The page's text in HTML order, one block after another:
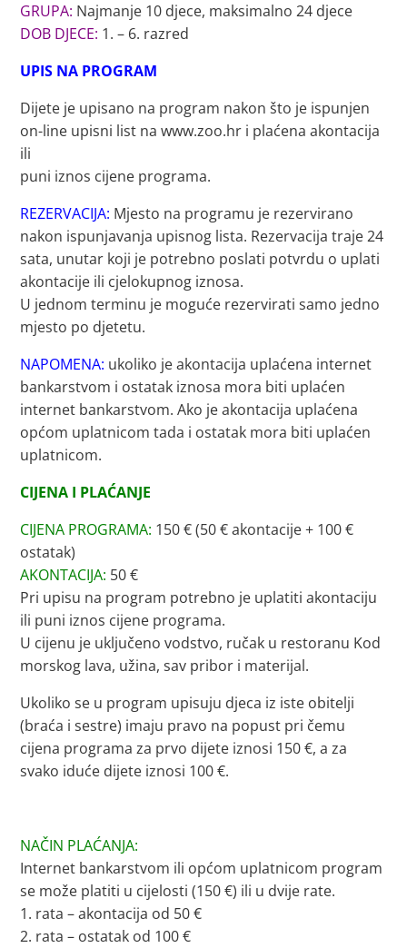
GRUPA: Najmanje 10 djece, maksimalno 24 djece
DOB DJECE: 1. – 6. razred
UPIS NA PROGRAM
Dijete je upisano na program nakon što je ispunjen
on-line upisni list na www.zoo.hr i plaćena akontacija
ili
puni iznos cijene programa.
REZERVACIJA: Mjesto na programu je rezervirano
nakon ispunjavanja upisnog lista. Rezervacija traje 24
sata, unutar koji je potrebno poslati potvrdu o uplati
akontacije ili cjelokupnog iznosa.
U jednom terminu je moguće rezervirati samo jedno
mjesto po djetetu.
NAPOMENA: ukoliko je akontacija uplaćena internet
bankarstvom i ostatak iznosa mora biti uplaćen
internet bankarstvom. Ako je akontacija uplaćena
općom uplatnicom tada i ostatak mora biti uplaćen
uplatnicom.
CIJENA I PLAĆANJE
CIJENA PROGRAMA: 150 € (50 € akontacije + 100 €
ostatak)
AKONTACIJA: 50 €
Pri upisu na program potrebno je uplatiti akontaciju
ili puni iznos cijene programa.
U cijenu je uključeno vodstvo, ručak u restoranu Kod
morskog lava, užina, sav pribor i materijal.
Ukoliko se u program upisuju djeca iz iste obitelji
(braća i sestre) imaju pravo na popust pri čemu
cijena programa za prvo dijete iznosi 150 €, a za
svako iduće dijete iznosi 100 €.
NAČIN PLAĆANJA:
Internet bankarstvom ili općom uplatnicom program
se može platiti u cijelosti (150 €) ili u dvije rate.
1. rata – akontacija od 50 €
2. rata – ostatak od 100 €